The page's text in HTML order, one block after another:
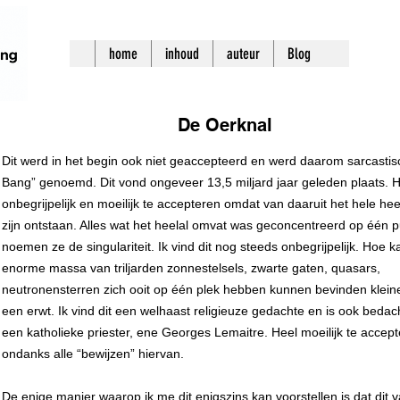
home inhoud auteur Blog
De Oerknal
Dit werd in het begin ook niet geaccepteerd en werd daarom
Bang” genoemd. Dit vond ongeveer 13,5 miljard jaar geleden plaats.
onbegrijpelijk en moeilijk te accepteren omdat van daaruit het hele
zijn ontstaan. Alles wat het heelal omvat was geconcentreerd op één
noemen ze de singulariteit. Ik vind dit nog steeds onbegrijpelijk. Hoe
enorme massa van triljarden zonnestelsels, zwarte gaten, quasars,
neutronensterren zich ooit op één plek hebben kunnen bevinden
een erwt. Ik vind dit een welhaast religieuze gedachte en is ook
een katholieke priester, ene Georges Lemaitre. Heel moeilijk te
ondanks alle “bewijzen” hiervan.
De enige manier waarop ik me dit enigszins kan voorstellen is dat dit